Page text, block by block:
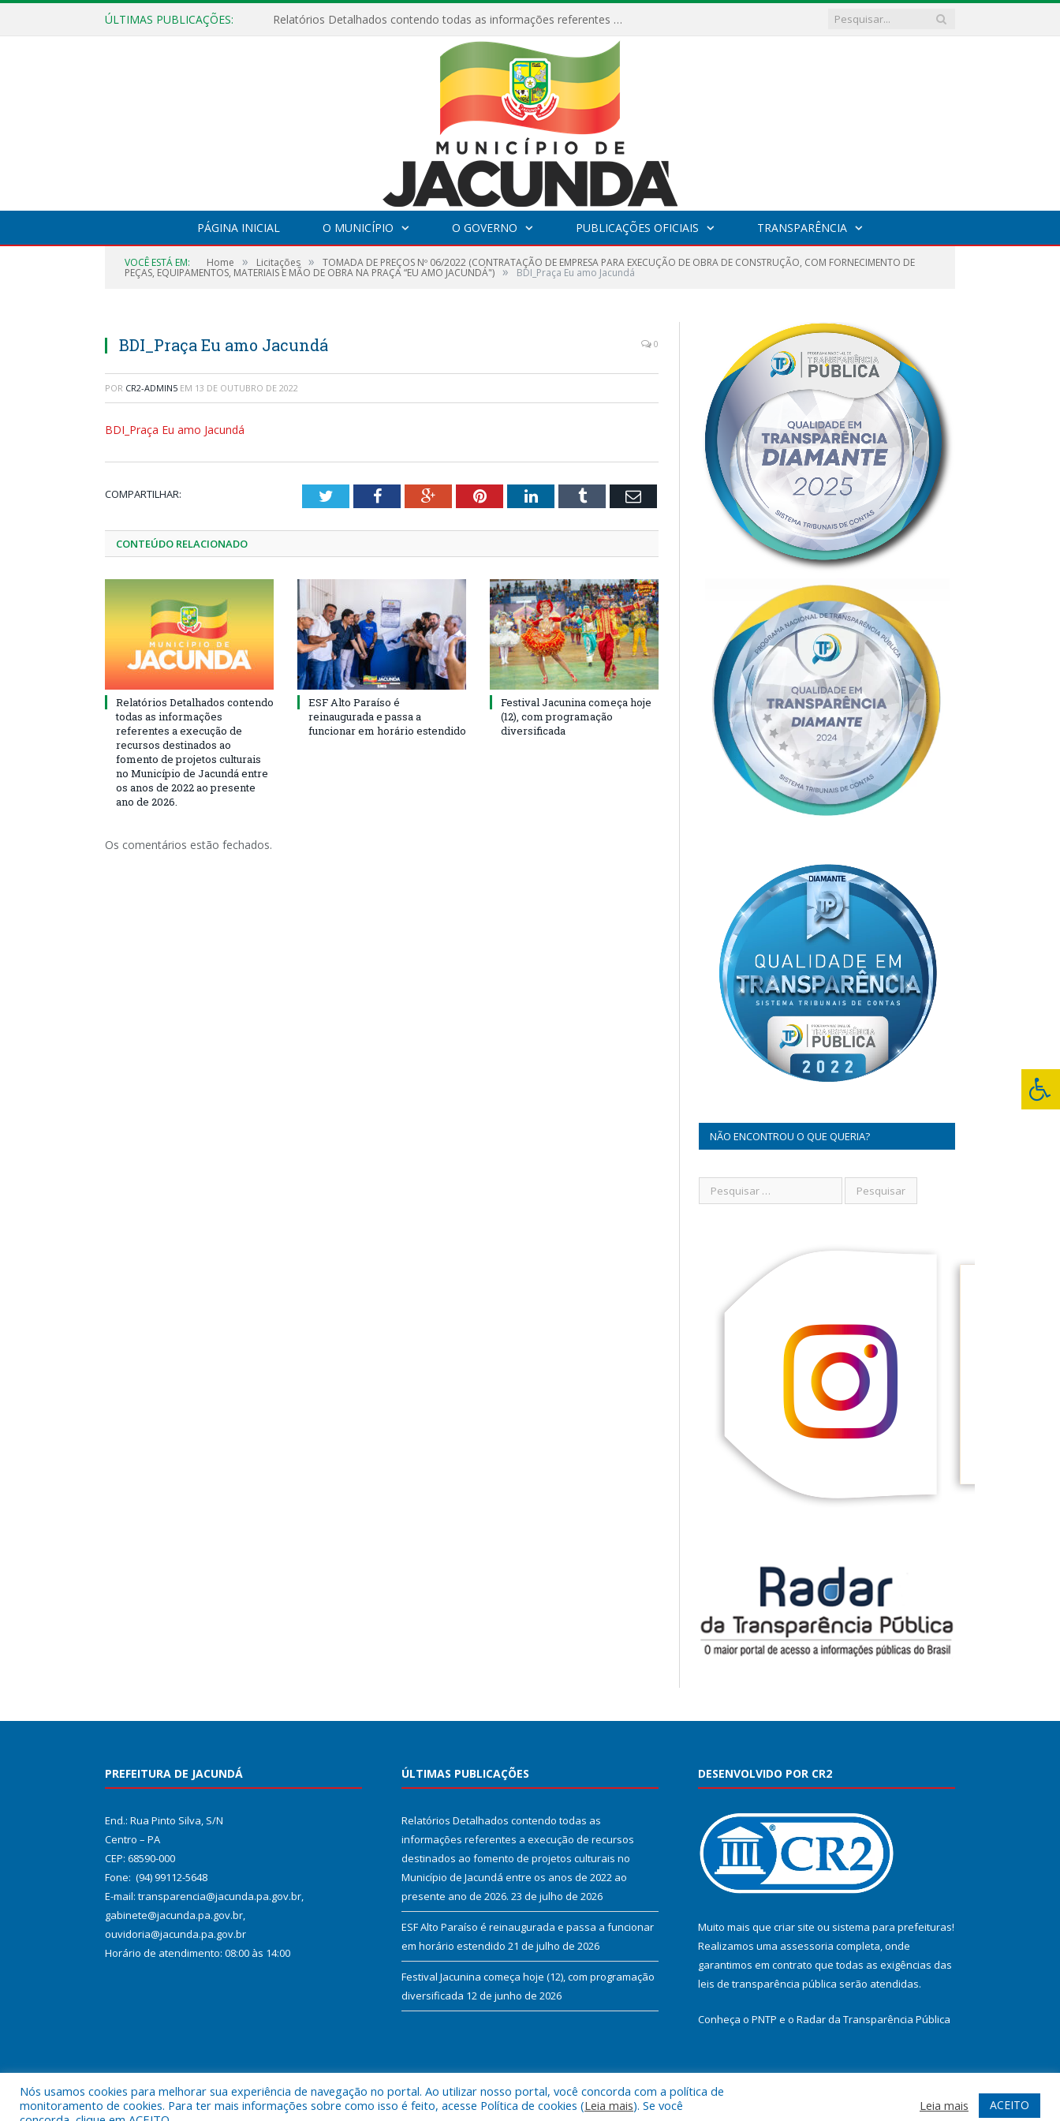
ÚLTIMAS PUBLICAÇÕES: Relatórios Detalhados contendo todas as informações referentes a execução de recursos destinados ao fomento de projetos culturais no Município de Jacundá entre os anos de 2022 ao presente ano de 2026.
PÁGINA INICIAL O MUNICÍPIO O GOVERNO PUBLICAÇÕES OFICIAIS TRANSPARÊNCIA
VOCÊ ESTÁ EM: Home » Licitações » TOMADA DE PREÇOS Nº 06/2022 (CONTRATAÇÃO DE EMPRESA PARA EXECUÇÃO DE OBRA DE CONSTRUÇÃO, COM FORNECIMENTO DE
PEÇAS, EQUIPAMENTOS, MATERIAIS E MÃO DE OBRA NA PRAÇA “EU AMO JACUNDÁ") » BDI_Praça Eu amo Jacundá
BDI_Praça Eu amo Jacundá 0
POR CR2-ADMIN5 EM 13 DE OUTUBRO DE 2022
BDI_Praça Eu amo Jacundá
COMPARTILHAR: TwitterFacebookGoogle+PinterestLinkedInTumblr Email
CONTEÚDO RELACIONADO
Relatórios Detalhados contendo
todas as informações
referentes a execução de
recursos destinados ao
fomento de projetos culturais
no Município de Jacundá entre
os anos de 2022 ao presente
ano de 2026.
ESF Alto Paraíso é
reinaugurada e passa a
funcionar em horário estendido
Festival Jacunina começa hoje
(12), com programação
diversificada
Os comentários estão fechados.
NÃO ENCONTROU O QUE QUERIA?
PREFEITURA DE JACUNDÁ
End.: Rua Pinto Silva, S/N
Centro – PA
CEP: 68590-000
Fone: (94) 99112-5648
E-mail: transparencia@jacunda.pa.gov.br,
gabinete@jacunda.pa.gov.br,
ouvidoria@jacunda.pa.gov.br
Horário de atendimento: 08:00 às 14:00
ÚLTIMAS PUBLICAÇÕES
Relatórios Detalhados contendo todas as
informações referentes a execução de recursos
destinados ao fomento de projetos culturais no
Município de Jacundá entre os anos de 2022 ao
presente ano de 2026. 23 de julho de 2026
ESF Alto Paraíso é reinaugurada e passa a funcionar
em horário estendido 21 de julho de 2026
Festival Jacunina começa hoje (12), com programação
diversificada 12 de junho de 2026
DESENVOLVIDO POR CR2
Muito mais que criar site ou sistema para prefeituras!
Realizamos uma assessoria completa, onde
garantimos em contrato que todas as exigências das
leis de transparência pública serão atendidas.
Conheça o PNTP e o Radar da Transparência Pública
Todos os direitos reservados a Prefeitura Municipal de Jacundá. Mapa do Site Acessar Webmail
Nós usamos cookies para melhorar sua experiência de navegação no portal. Ao utilizar nosso portal, você concorda com a política de
monitoramento de cookies. Para ter mais informações sobre como isso é feito, acesse Política de cookies (Leia mais). Se você
Leia mais ACEITO